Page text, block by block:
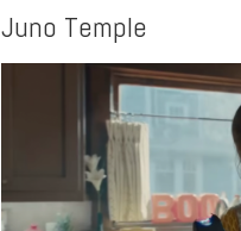
Juno Temple